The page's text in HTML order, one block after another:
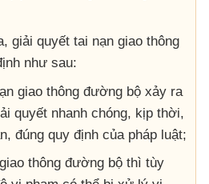
giải quyết tai nạn giao thông
như sau:
giao thông đường bộ xảy ra
quyết nhanh chóng, kịp thời,
đúng quy định của pháp luật;
thông đường bộ thì tùy